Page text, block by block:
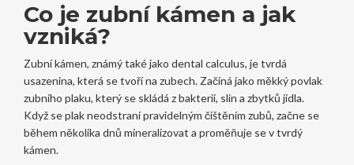
Co je zubní kámen a jak
vzniká?
Zubní kámen, známý také jako dental calculus, je tvrdá
usazenina, která se tvoří na zubech. Začíná jako měkký povlak
zubního plaku, který se skládá z bakterií, slin a zbytků jídla.
Když se plak neodstraní pravidelným čištěním zubů, začne se
během několika dnů mineralizovat a proměňuje se v tvrdý
kámen.